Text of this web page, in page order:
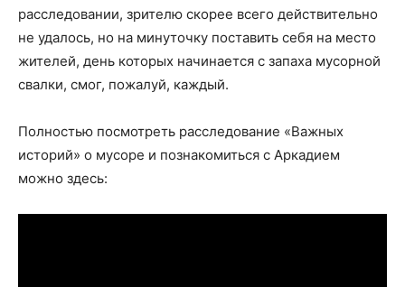
расследовании, зрителю скорее всего действительно
не удалось, но на минуточку поставить себя на место
жителей, день которых начинается с запаха мусорной
свалки, смог, пожалуй, каждый.
Полностью посмотреть расследование «Важных
историй» о мусоре и познакомиться с Аркадием
можно здесь: